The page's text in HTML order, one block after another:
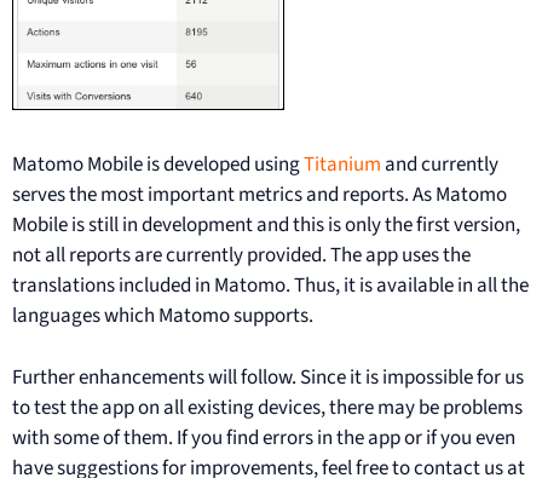
Matomo Mobile is developed usingTitanium and currently
serves the most important metrics and reports. As Matomo
Mobile is still in development and this is only the first version,
not all reports are currently provided. The app uses the
translations included in Matomo. Thus, it is available in all the
languages which Matomo supports.
Further enhancements will follow. Since it is impossible for us
to test the app on all existing devices, there may be problems
with some of them. If you find errors in the app or if you even
have suggestions for improvements, feel free to contact us at